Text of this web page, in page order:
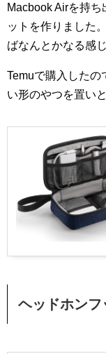
Macbook Airを持
ットを作りました
ばなんとかなる感じ
Temuで購入したの
い形のやつを置い
ヘッドホン